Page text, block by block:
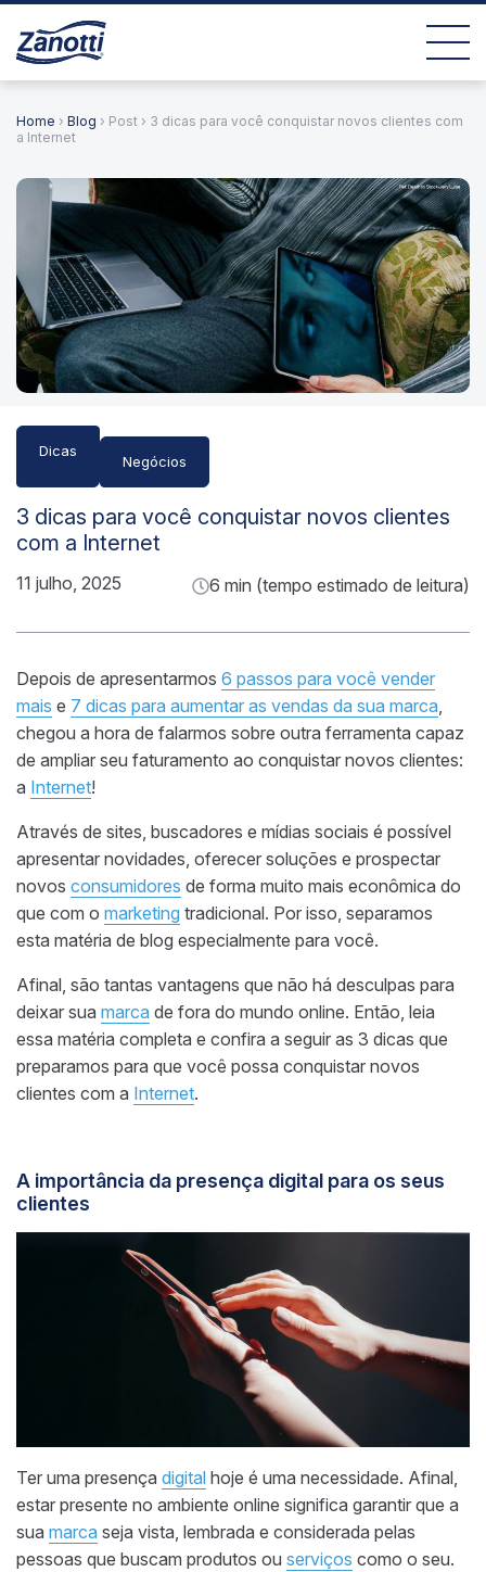
Home › Blog › Post › 3 dicas para você conquistar novos clientes com
a Internet
Dicas
Negócios
3 dicas para você conquistar novos clientes
com a Internet
11 julho, 2025 6 min (tempo estimado de leitura)
Depois de apresentarmos 6 passos para você vender
mais e 7 dicas para aumentar as vendas da sua marca,
chegou a hora de falarmos sobre outra ferramenta capaz
de ampliar seu faturamento ao conquistar novos clientes:
a Internet!
Através de sites, buscadores e mídias sociais é possível
apresentar novidades, oferecer soluções e prospectar
novos consumidores de forma muito mais econômica do
que com o marketing tradicional. Por isso, separamos
esta matéria de blog especialmente para você.
Afinal, são tantas vantagens que não há desculpas para
deixar sua marca de fora do mundo online. Então, leia
essa matéria completa e confira a seguir as 3 dicas que
preparamos para que você possa conquistar novos
clientes com a Internet.
A importância da presença digital para os seus
clientes
Ter uma presença digital hoje é uma necessidade. Afinal,
estar presente no ambiente online significa garantir que a
sua marca seja vista, lembrada e considerada pelas
pessoas que buscam produtos ou serviços como o seu.